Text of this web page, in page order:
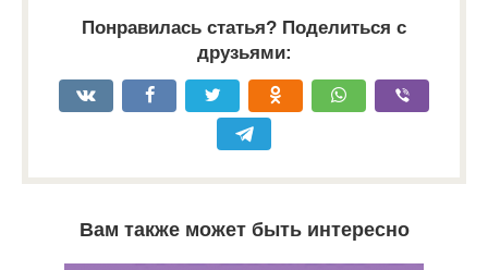
Понравилась статья? Поделиться с
друзьями:
Вам также может быть интересно